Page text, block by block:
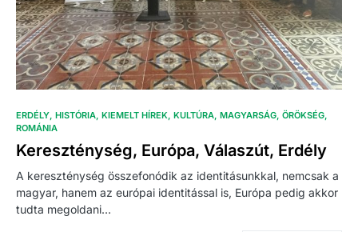
ERDÉLY HISTÓRIA KIEMELT HÍREK KULTÚRA MAGYARSÁG ÖRÖKSÉG
ROMÁNIA
Kereszténység, Európa, Válaszút, Erdély
A kereszténység összefonódik az identitásunkkal, nemcsak a
magyar, hanem az európai identitással is, Európa pedig akkor
tudta megoldani…